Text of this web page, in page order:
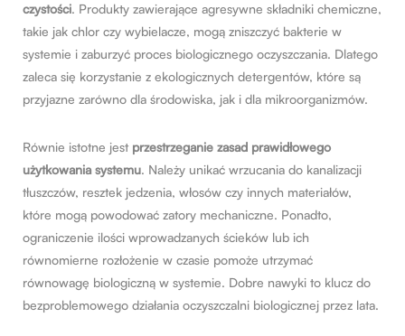
czystości. Produkty zawierające agresywne składniki chemiczne,
takie jak chlor czy wybielacze, mogą zniszczyć bakterie w
systemie i zaburzyć proces biologicznego oczyszczania. Dlatego
zaleca się korzystanie z ekologicznych detergentów, które są
przyjazne zarówno dla środowiska, jak i dla mikroorganizmów.
Równie istotne jest przestrzeganie zasad prawidłowego
użytkowania systemu. Należy unikać wrzucania do kanalizacji
tłuszczów, resztek jedzenia, włosów czy innych materiałów,
które mogą powodować zatory mechaniczne. Ponadto,
ograniczenie ilości wprowadzanych ścieków lub ich
równomierne rozłożenie w czasie pomoże utrzymać
równowagę biologiczną w systemie. Dobre nawyki to klucz do
bezproblemowego działania oczyszczalni biologicznej przez lata.